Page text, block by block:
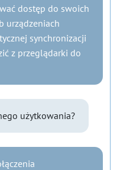
dostęp do swoich
urządzeniach
synchronizacji
z przeglądarki do
użytkowania?